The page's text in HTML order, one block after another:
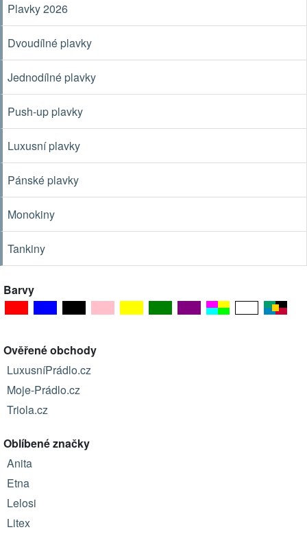
Plavky 2026
Dvoudílné plavky
Jednodílné plavky
Push-up plavky
Luxusní plavky
Pánské plavky
Monokiny
Tankiny
Barvy
Ověřené obchody
LuxusníPrádlo.cz
Moje-Prádlo.cz
Triola.cz
Oblíbené značky
Anita
Etna
Lelosi
Litex